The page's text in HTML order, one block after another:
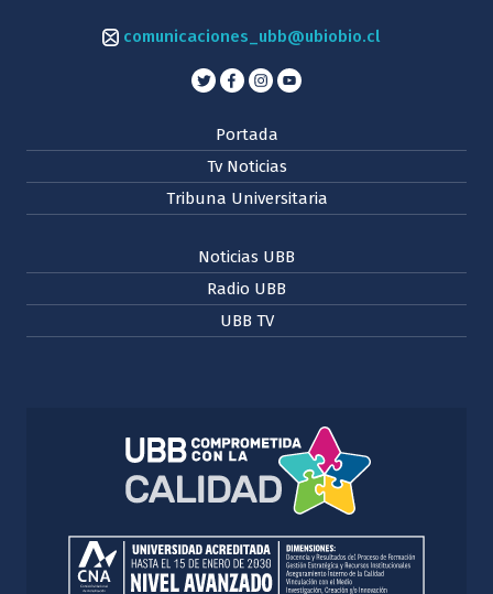
comunicaciones_ubb@ubiobio.cl
Portada
Tv Noticias
Tribuna Universitaria
Noticias UBB
Radio UBB
UBB TV